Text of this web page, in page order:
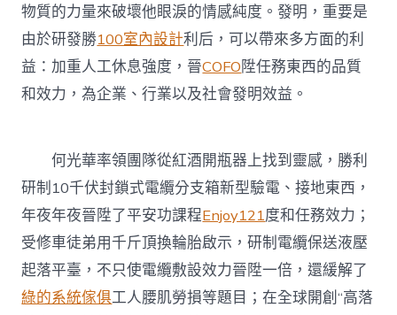
物質的力量來破壞他眼淚的情感純度。發明，重要是
由於研發勝100室內設計利后，可以帶來多方面的利
益：加重人工休息強度，晉COFO陞任務東西的品質
和效力，為企業、行業以及社會發明效益。
何光華率領團隊從紅酒開瓶器上找到靈感，勝利
研制10千伏封鎖式電纜分支箱新型驗電、接地東西，
年夜年夜晉陞了平安功課程Enjoy121度和任務效力；
受修車徒弟用千斤頂換輪胎啟示，研制電纜保送液壓
起落平臺，不只使電纜敷設效力晉陞一倍，還緩解了
綠的系統傢俱工人腰肌勞損等題目；在全球開創“高落